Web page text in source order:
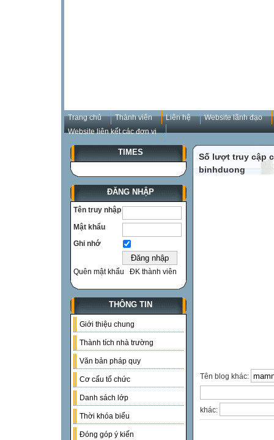
Trang chủ Thành viên Liên hệ
Website lãnh đạo
Website liên kết các đơn vị
TIMES
ĐĂNG NHẬP
Tên truy nhập
Mật khẩu
Ghi nhớ
Quên mật khẩu ĐK thành viên
THÔNG TIN
Giới thiệu chung
Thành tích nhà trường
Văn bản pháp quy
Cơ cấu tổ chức
Danh sách lớp
Thời khóa biểu
Đóng góp ý kiến
Số lượt truy cập
binhduong
Tên blog khác:
khác: